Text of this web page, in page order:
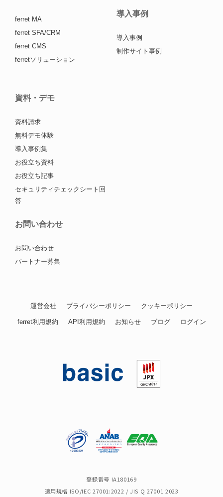
ferret MA
ferret SFA/CRM
ferret CMS
ferretソリューション
導入事例
導入事例
制作サイト事例
資料・デモ
資料請求
無料デモ体験
導入事例集
お役立ち資料
お役立ち記事
セキュリティチェックシート回
答
お問い合わせ
お問い合わせ
パートナー募集
運営会社 プライバシーポリシー クッキーポリシー
ferret利用規約 API利用規約 お知らせ ブログ ログイン
登録番号 IA180169
適用規格 ISO/IEC 27001:2022 / JIS Q 27001:2023